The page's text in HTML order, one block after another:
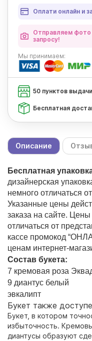
Оплати онлайн и
Отправляем фото
запросу!
Мы принимаем:
50 пунктов
Бесплатная
Описание
Бесплатная
дизайнерская
немного отличаться
Указанные цены
заказа на сайте.
отличаться от
кассе промокод
ценам интернет-
Состав букета:
7 кремовая роза
9 диантус белый
эвкалипт
Букет также
Букет, в котором
избыточность.
диантусы образуют